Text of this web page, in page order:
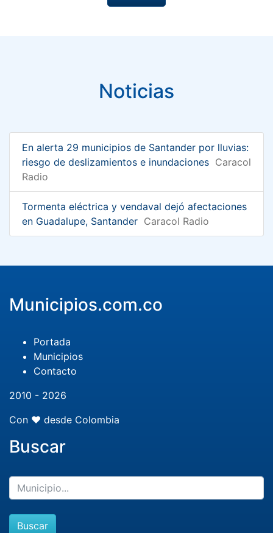
Noticias
En alerta 29 municipios de Santander por lluvias:
riesgo de deslizamientos e inundaciones Caracol
Radio
Tormenta eléctrica y vendaval dejó afectaciones
en Guadalupe, Santander Caracol Radio
Municipios.com.co
Portada
Municipios
Contacto
2010 - 2026
Con ❤️ desde Colombia
Buscar
Buscar